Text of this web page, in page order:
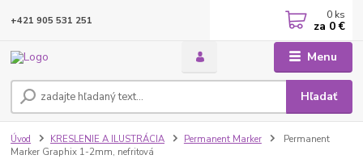
Menu
Hľadať
+421 905 531 251 0 ks
za 0 €
Úvod KRESLENIE A ILUSTRÁCIA Permanent Marker
Permanent
Marker Graphix 1-2mm, nefritová